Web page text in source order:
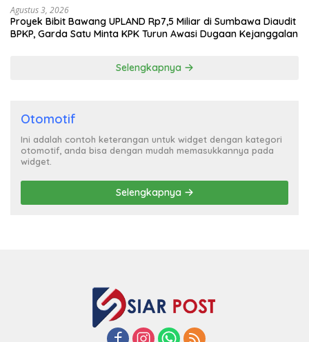
Agustus 3, 2026
Proyek Bibit Bawang UPLAND Rp7,5 Miliar di Sumbawa Diaudit
BPKP, Garda Satu Minta KPK Turun Awasi Dugaan Kejanggalan
Selengkapnya
Otomotif
Ini adalah contoh keterangan untuk widget dengan kategori
otomotif, anda bisa dengan mudah memasukkannya pada
widget.
Selengkapnya